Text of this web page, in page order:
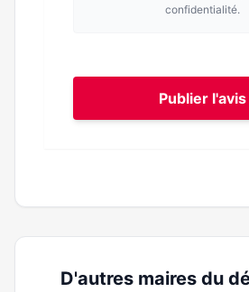
confidentialité.
Publier l'avis
D'autres maires du